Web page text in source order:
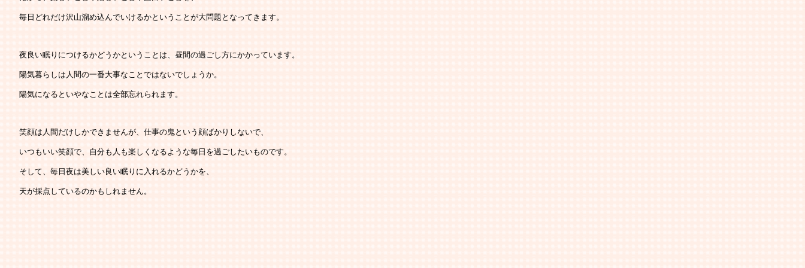
毎日どれだけ沢山溜め込んでいけるかということが大問題となってきます。
夜良い眠りにつけるかどうかということは、昼間の過ごし方にかかっています。
陽気暮らしは人間の一番大事なことではないでしょうか。
陽気になるといやなことは全部忘れられます。
笑顔は人間だけしかできませんが、仕事の鬼という顔ばかりしないで、
いつもいい笑顔で、自分も人も楽しくなるような毎日を過ごしたいものです。
そして、毎日夜は美しい良い眠りに入れるかどうかを、
天が採点しているのかもしれません。